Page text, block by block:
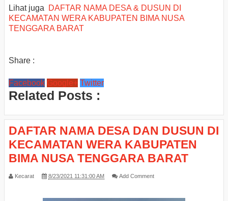
Lihat juga
DAFTAR NAMA DESA & DUSUN DI
KECAMATAN WERA KABUPATEN BIMA NUSA
TENGGARA BARAT
Share :
Facebook Google+ Twitter
Related Posts :
DAFTAR NAMA DESA DAN DUSUN DI
KECAMATAN WERA KABUPATEN
BIMA NUSA TENGGARA BARAT
Kecarat 8/23/2021 11:31:00 AM Add Comment